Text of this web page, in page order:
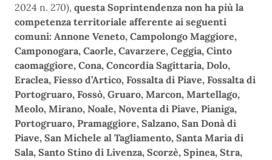
2024 n. 270), questa Soprintendenza non ha più la
competenza territoriale afferente ai seguenti
comuni: Annone Veneto, Campolongo Maggiore,
Camponogara, Caorle, Cavarzere, Ceggia, Cinto
caomaggiore, Cona, Concordia Sagittaria, Dolo,
Eraclea, Fiesso d’Artico, Fossalta di Piave, Fossalta di
Portogruaro, Fossò, Gruaro, Marcon, Martellago,
Meolo, Mirano, Noale, Noventa di Piave, Pianiga,
Portogruaro, Pramaggiore, Salzano, San Donà di
Piave, San Michele al Tagliamento, Santa Maria di
Sala, Santo Stino di Livenza, Scorzè, Spinea, Stra,